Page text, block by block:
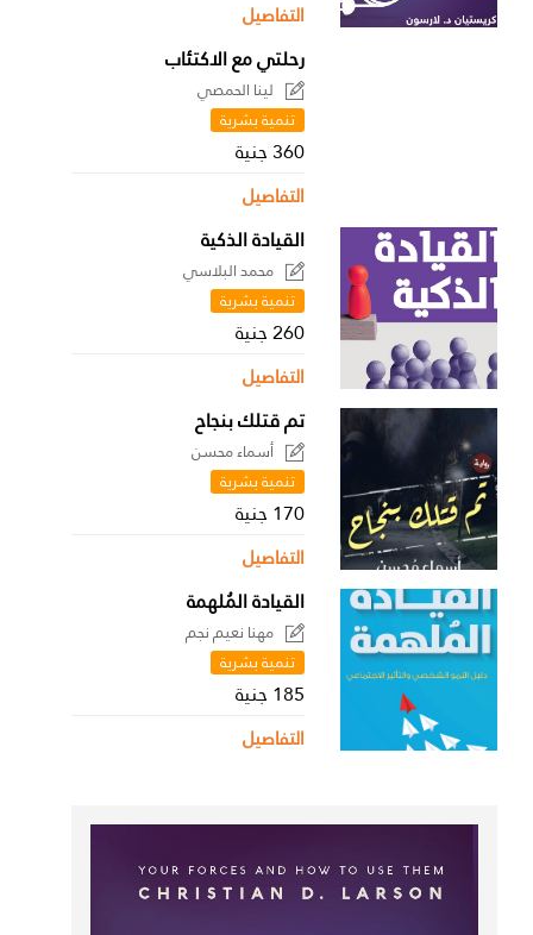
التفاصيل
رحلتي مع الاكتئاب
لينا الحمصي
تنمية بشرية
360 جنية
التفاصيل
القيادة الذكية
محمد البلاسي
تنمية بشرية
260 جنية
التفاصيل
تم قتلك بنجاح
أسماء محسن
تنمية بشرية
170 جنية
التفاصيل
القيادة المُلهمة
مهنا نعيم نجم
تنمية بشرية
185 جنية
التفاصيل